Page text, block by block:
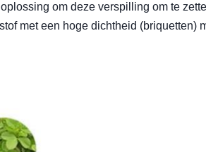
om deze verspilling om te
met een hoge dichtheid (briquetten)